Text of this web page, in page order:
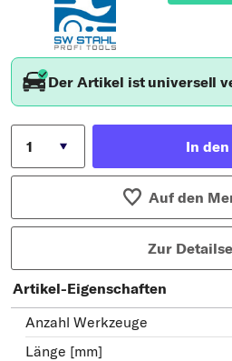
Der Artikel ist universell
In
Auf den
Zur
Artikel-Eigenschaften
Anzahl Werkzeuge
Länge [mm]